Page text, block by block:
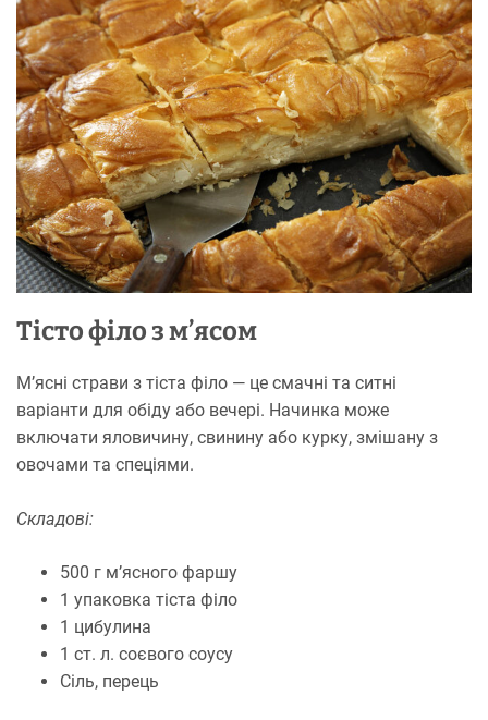
Тісто філо з м’ясом
М’ясні страви з тіста філо — це смачні та ситні
варіанти для обіду або вечері. Начинка може
включати яловичину, свинину або курку, змішану з
овочами та спеціями.
Складові:
500 г м’ясного фаршу
1 упаковка тіста філо
1 цибулина
1 ст. л. соєвого соусу
Сіль, перець